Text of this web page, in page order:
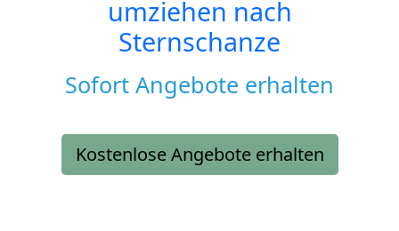
umziehen nach
Sternschanze
Sofort Angebote erhalten
Kostenlose Angebote erhalten